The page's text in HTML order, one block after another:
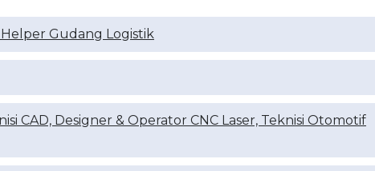
Gudang Logistik
CAD, Designer & Operator CNC Laser, Teknisi Otomotif